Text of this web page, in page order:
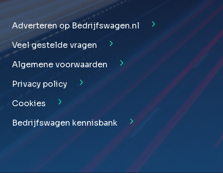
Adverteren op Bedrijfswagen.nl
Veel gestelde vragen
Algemene voorwaarden
Privacy policy
Cookies
Bedrijfswagen kennisbank